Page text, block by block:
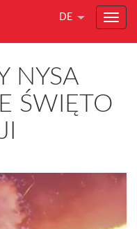
DE
NYSA
ŚWIĘTO